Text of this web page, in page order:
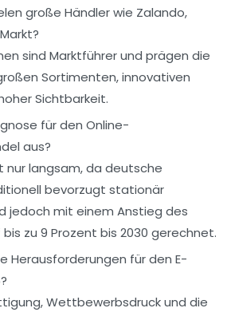
große Händler wie Zalando,
sind Marktführer und prägen die
Sortimenten, innovativen
Sichtbarkeit.
für den Online-
aus?
nur langsam, da deutsche
bevorzugt stationär
jedoch mit einem Anstieg des
zu 9 Prozent bis 2030 gerechnet.
Herausforderungen für den E-
Wettbewerbsdruck und die